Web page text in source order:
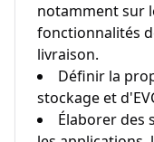
notamment sur
fonctionnalités
livraison.
Définir la
stockage et
Élaborer des